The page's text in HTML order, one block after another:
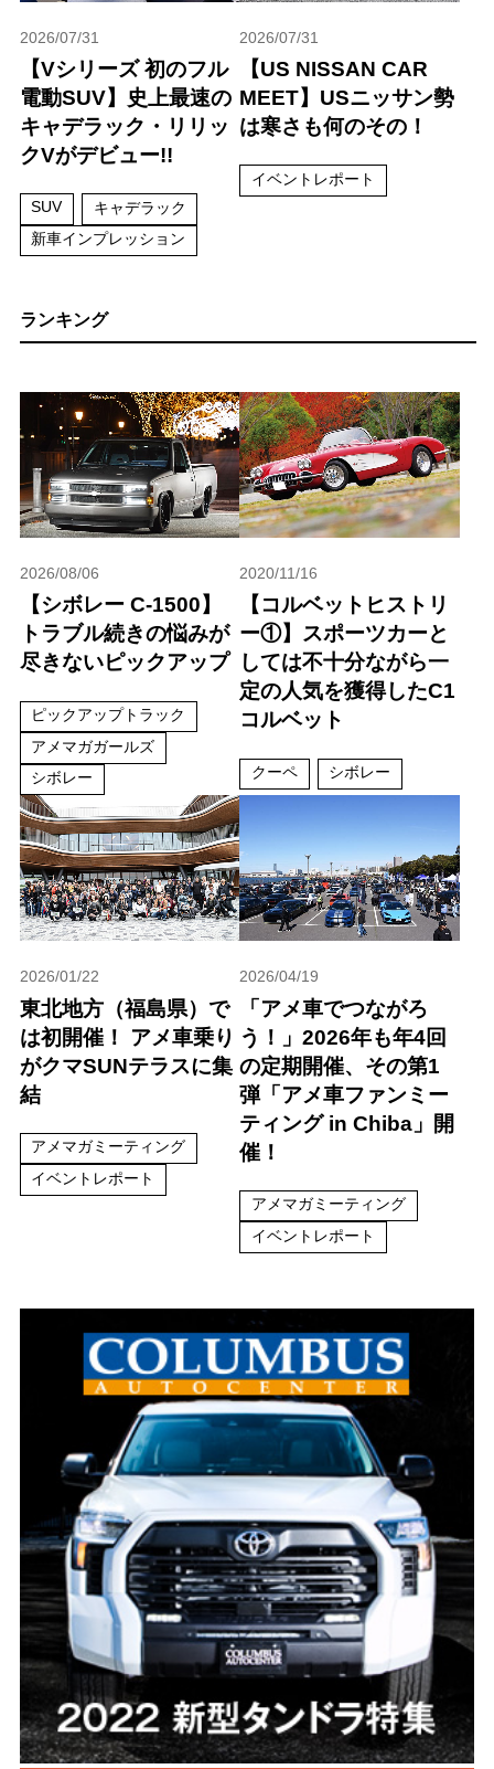
2026/07/31
【Vシリーズ 初のフル
電動SUV】史上最速の
キャデラック・リリッ
クVがデビュー!!
SUV
キャデラック
新車インプレッション
2026/07/31
【US NISSAN CAR
MEET】USニッサン勢
は寒さも何のその！
イベントレポート
ランキング
2026/08/06
【シボレー C-1500】
トラブル続きの悩みが
尽きないピックアップ
ピックアップトラック
アメマガガールズ
シボレー
2020/11/16
【コルベットヒストリ
ー①】スポーツカーと
しては不十分ながら一
定の人気を獲得したC1
コルベット
クーペ シボレー
2026/01/22
東北地方（福島県）で
は初開催！ アメ車乗り
がクマSUNテラスに集
結
アメマガミーティング
イベントレポート
2026/04/19
「アメ車でつながろ
う！」2026年も年4回
の定期開催、その第1
弾「アメ車ファンミー
ティング in Chiba」開
催！
アメマガミーティング
イベントレポート